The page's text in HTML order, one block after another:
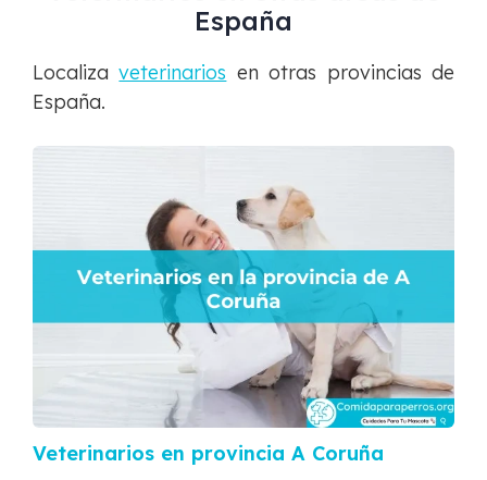
España
Localizaveterinarios en otras provincias de
España.
Veterinarios en provincia A Coruña